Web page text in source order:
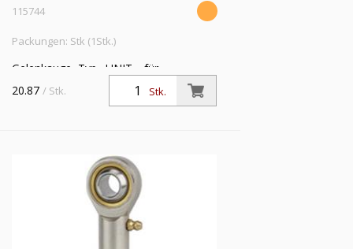
115744
Packungen: Stk (1Stk.)
Gelenkauge, Typ »UNIT«, für
Kurzhubzylinder »ACQ« und »ASQ«,
Kolben-Ø 16, Kolbenstangengewinde
Stk.
20.87 / Stk.